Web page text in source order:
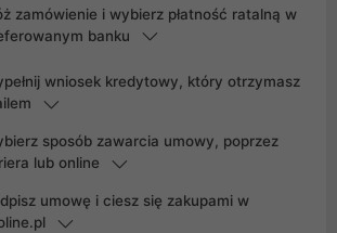
zamówienie i wybierz płatność ratalną w
banku
wniosek kredytowy, który otrzymasz
sposób zawarcia umowy, poprzez
lub online
umowę i ciesz się zakupami w